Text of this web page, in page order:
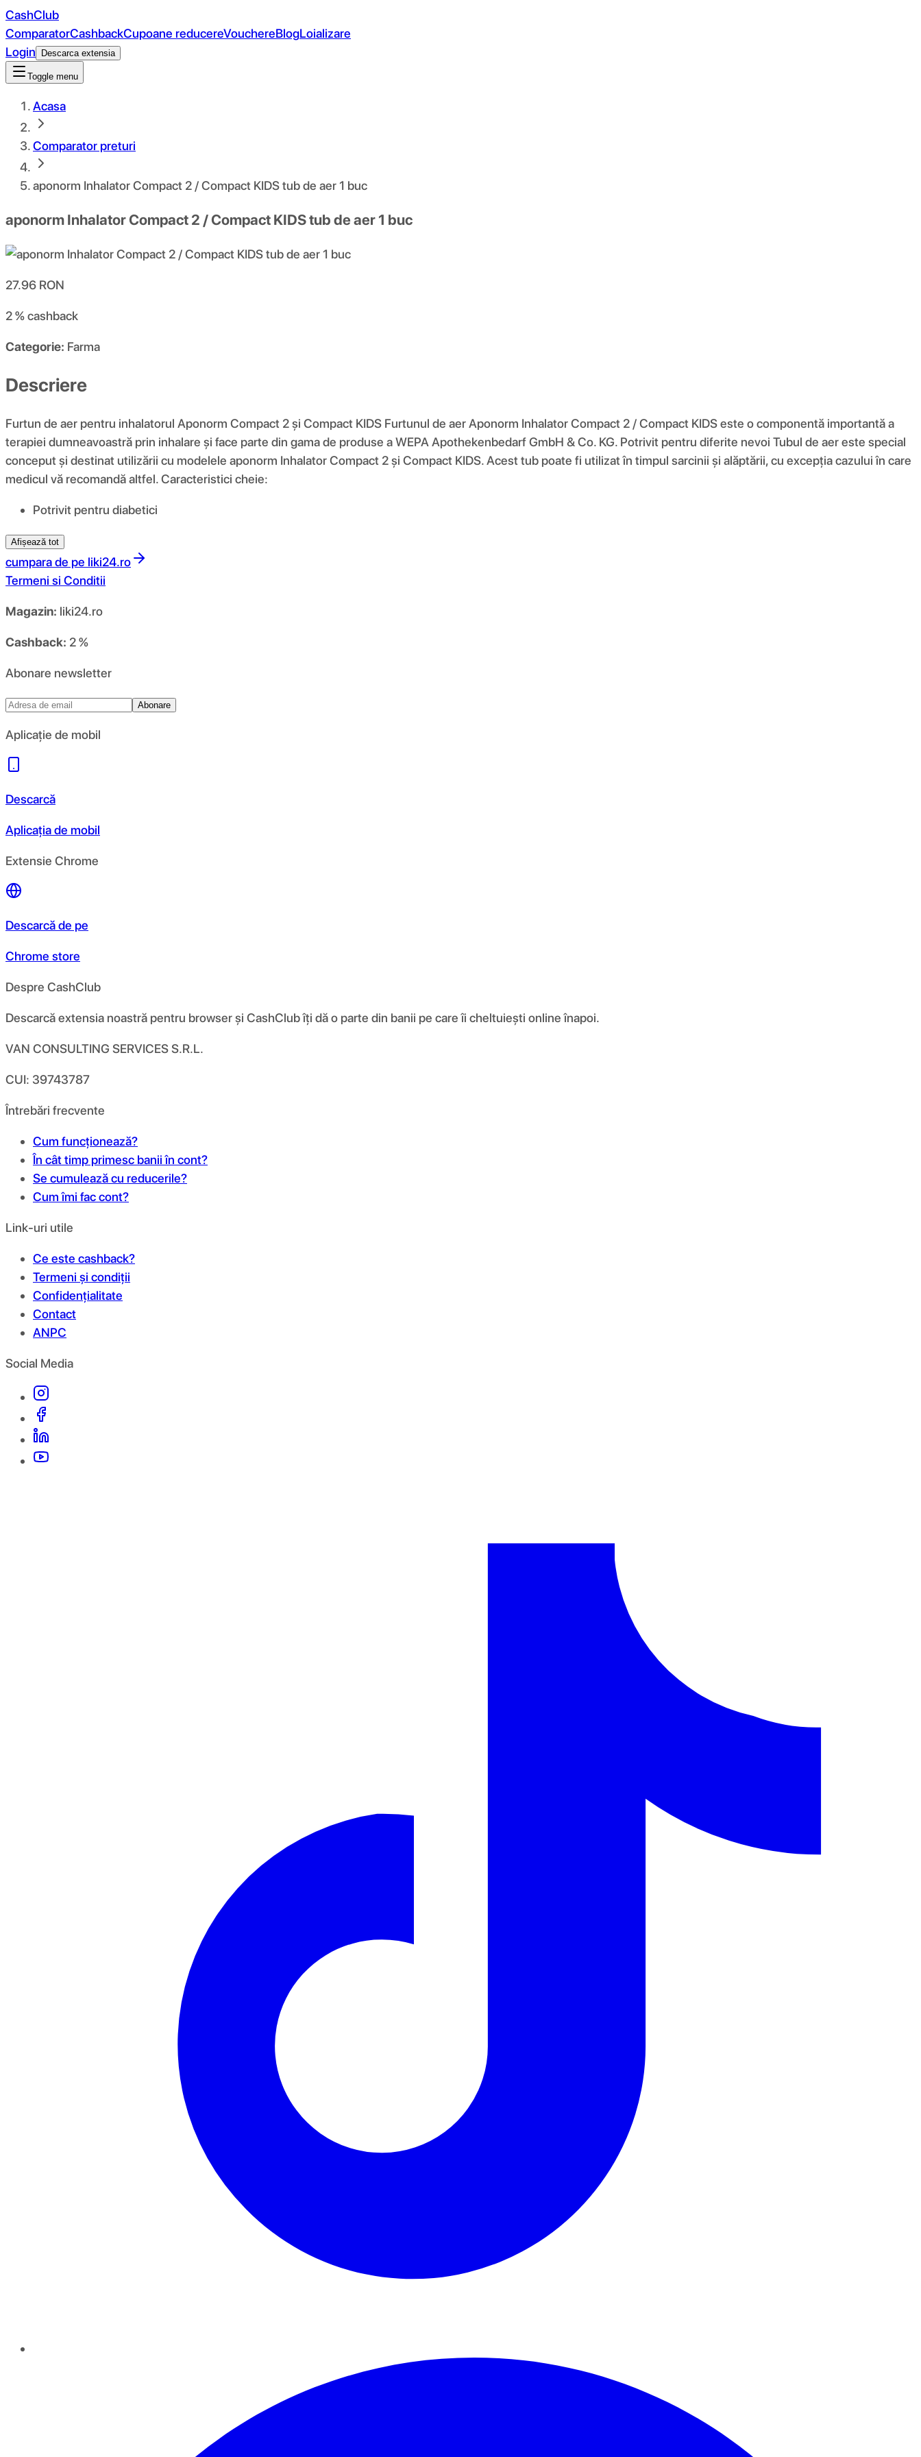
CashClub
ComparatorCashbackCupoane reducereVouchereBlogLoializare
Login
Descarca extensia
Toggle menu
Acasa
Comparator preturi
aponorm Inhalator Compact 2 / Compact KIDS tub de aer 1 buc
aponorm Inhalator Compact 2 / Compact KIDS tub de aer 1 buc
27.96 RON
2 %cashback
Categorie: Farma
Descriere
Furtun de aer pentru inhalatorul Aponorm Compact 2 și Compact KIDS Furtunul de aer Aponorm Inhalator Compact 2 / Compact KIDS este o componentă importantă a
terapiei dumneavoastră prin inhalare și face parte din gama de produse a WEPA Apothekenbedarf GmbH & Co. KG. Potrivit pentru diferite nevoi Tubul de aer este special
conceput și destinat utilizării cu modelele aponorm Inhalator Compact 2 și Compact KIDS. Acest tub poate fi utilizat în timpul sarcinii și alăptării, cu excepția cazului în care
medicul vă recomandă altfel. Caracteristici cheie:
Potrivit pentru diabetici
Afișează tot
cumpara de pe liki24.ro
Termeni si Conditii
Magazin: liki24.ro
Cashback: 2 %
Abonare newsletter
Abonare
Aplicație de mobil
Descarcă
Aplicația de mobil
Extensie Chrome
Descarcă de pe
Chrome store
Despre CashClub
Descarcă extensia noastră pentru browser și CashClub îți dă o parte din banii pe care îi cheltuiești online înapoi.
VAN CONSULTING SERVICES S.R.L.
CUI: 39743787
Întrebări frecvente
Cum funcționează?
În cât timp primesc banii în cont?
Se cumulează cu reducerile?
Cum îmi fac cont?
Link-uri utile
Ce este cashback?
Termeni și condiții
Confidențialitate
Contact
ANPC
Social Media